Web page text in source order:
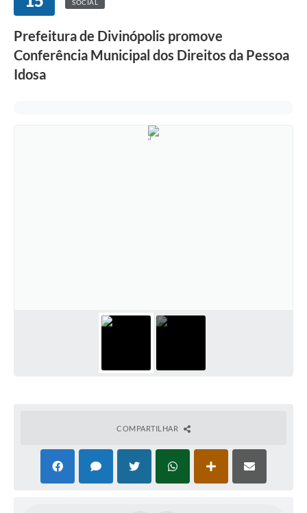
SOCIAL
Prefeitura de Divinópolis promove
Conferência Municipal dos Direitos da Pessoa
Idosa
COMPARTILHAR